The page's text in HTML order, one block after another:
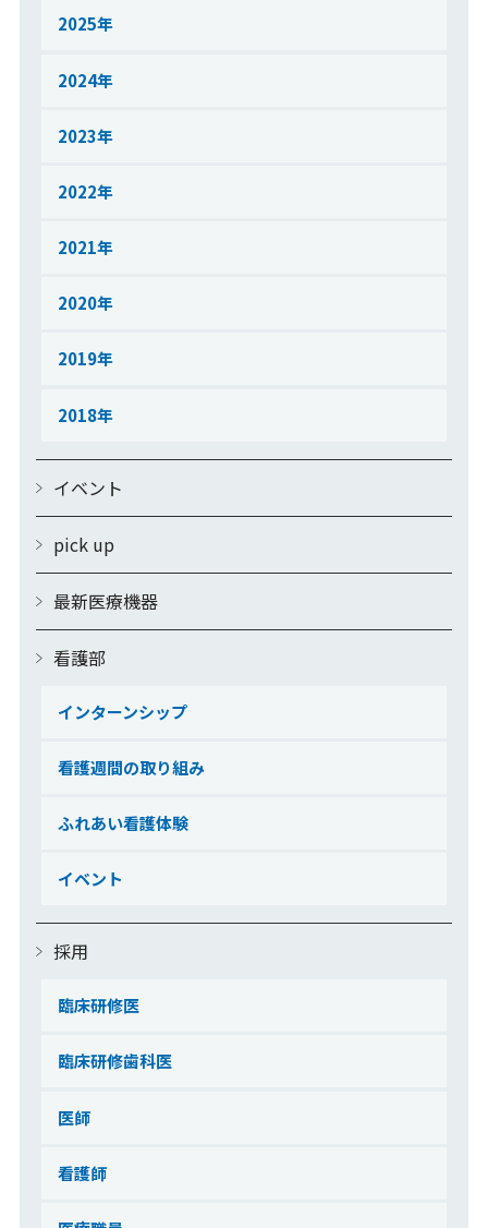
2025
2024
2023
2022
2021
2020
2019
2018
イベント
pick up
最新医療機器
看護部
インターンシップ
看護週間の取り組み
ふれあい看護体験
イベント
採用
臨床研修医
臨床研修歯科医
医師
看護師